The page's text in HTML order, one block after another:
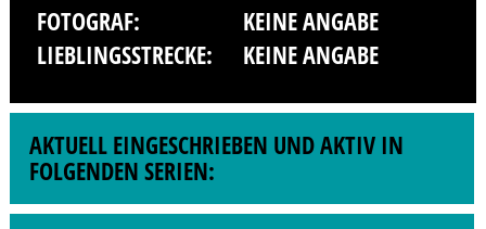
FOTOGRAF:
KEINE ANGABE
LIEBLINGSSTRECKE:
KEINE ANGABE
AKTUELL EINGESCHRIEBEN UND AKTIV IN
FOLGENDEN SERIEN: